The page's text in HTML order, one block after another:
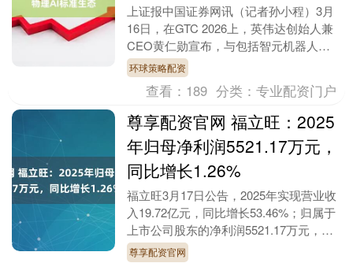
上证报中国证券网讯（记者孙小程）3月
16日，在GTC 2026上，英伟达创始人兼
CEO黄仁勋宣布，与包括智元机器人在
内的全球机器人生态系统及行业领导者深
度合作，....
环球策略配资
查看： 189 分类：专业配资门户
尊享配资官网 福立旺：2025
年归母净利润5521.17万元，
同比增长1.26%
福立旺3月17日公告，2025年实现营业收
入19.72亿元，同比增长53.46%；归属于
上市公司股东的净利润5521.17万元，同
比增长1.26%；基本每股收益....
尊享配资官网